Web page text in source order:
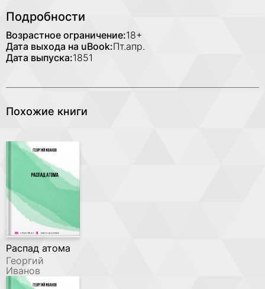
Подробности
Возрастное ограничение:18+
Дата выхода на uBook:Пт.апр.
Дата выпуска:1851
Похожие книги
Распад атома
Георгий
Иванов